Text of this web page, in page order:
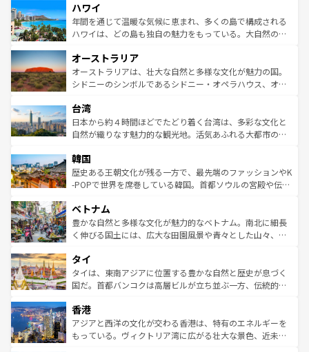
ば市内交通費無料で観光を楽しむこともできる。 なお、新
着のスイス情報はコンテンツ一覧 を参照してほしい。
のような巨大都市は、観光、ショッピング、エンターテイ
ンメントが詰まった刺激的なスポットだ。一方、アメリカ
西部には大自然が広がり、グランドキャニオンやイエロー
部のニューオーリンズでは、音楽と美食が融合した独特の
文化が魅力。旅行者はアメリカの各地域で異なる魅力を楽
しみながら、その多様性と豊かな歴史を感じることができ
ならではの贅沢な旅のスタイルだ。 なお、新着のアメリカ
情報はコンテンツ一覧を参照してほしい。
ハワイ
年間を通じて温暖な気候に恵まれ、多くの島で構成される
ハワイは、どの島も独自の魅力をもっている。大自然の神
ワイ島は見逃せない。また、定番の観光地といえばオアフ
島だが、静かな自然を求めるならマウイ島やカウアイ島が
おすすめ。エメラルドグリーンに輝く海をはじめ、豊かな
れるおもてなしの心で訪れる人々を迎えてくれるハワイの
人々、おいしいローカルフードやハワイアンミュージッ
ク、伝統的なフラダンスなど、すべてがハワイの魅力を彩
ワイを、存分に味わってほしい。 なお、新着のハワイ情報
はコンテンツ一覧を参照してほしい。
オーストラリア
オーストラリアは、壮大な自然と多様な文化が魅力の国。
シドニーのシンボルであるシドニー・オペラハウス、オー
リアリーフや大陸中央部にそびえるウルル（エアーズロッ
ク）、タスマニアの美しい原生林やケアンズの熱帯雨林な
ど、見どころがたくさん。また、カフェやワイン、オージ
いる。アクティビティも充実しており、サーフィンやダイ
ビング、ハイキングなど、アウトドア好きにはたまらな
い。オーストラリアの多彩な魅力を存分に味わいつくそ
参照してほしい。
台湾
日本から約４時間ほどでたどり着く台湾は、多彩な文化と
自然が織りなす魅力的な観光地。活気あふれる大都市の台
ン）、静ひつな山岳地帯である台湾東部など、都市の喧騒
と山間の静けさが共存しており、訪れる人に新しい発見と
驚きをもたらしてくれる。また、奥深い台湾の食文化も魅
容にもいいと評判のスイーツなど、バラエティ豊かな料理
が味わえる。 なお、新着の台湾情報は コンテンツ一覧を参
照してほしい。
韓国
歴史ある王朝文化が残る一方で、最先端のファッションやK
-POPで世界を席巻している韓国。首都ソウルの宮殿や伝統
き、地方に足を延ばせば四季折々の自然美を楽しむことが
できる。そして、キムチや焼肉、絶品のストリートフード
まで、さまざまな韓国料理が待っている。夜には、韓国な
リティに包まれながら、韓国の多彩な魅力を心ゆくまで味
わってみてほしい。 なお、新着の韓国情報はコンテンツ一
覧を参照してほしい。
ベトナム
豊かな自然と多様な文化が魅力的なベトナム。南北に細長
く伸びる国土には、広大な田園風景や青々とした山々、世
急速な発展と共に伝統が息づく。ハノイの古い町並みやホ
ーチミン市のフランス統治時代の建物も、独特の雰囲気を
醸し出している。また、バラエティの豊かさとおいしさで
とつ。フォーやバインミー、ベトナムコーヒーなどは、ぜ
ひ現地で味わいたい。どの地域を訪れてもあたたかい人々
が旅行者を迎えてくれるので、きっと忘れられない旅にな
タイ
タイは、東南アジアに位置する豊かな自然と歴史が息づく
国だ。首都バンコクは高層ビルが立ち並ぶ一方、伝統的な
の活気が交差している。北部ではチェンマイなどの山岳地
帯で自然と触れ合い、南部ではプーケットやクラビの美し
いビーチでリゾート気分を楽しむことができる。タイ料理
香港
アジアと西洋の文化が交わる香港は、特有のエネルギーを
もっている。ヴィクトリア湾に広がる壮大な景色、近未来